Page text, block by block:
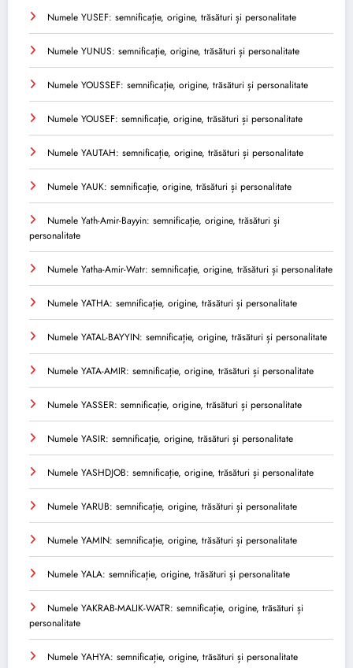
Numele YUSEF: semnificație, origine, trăsături și personalitate
Numele YUNUS: semnificație, origine, trăsături și personalitate
Numele YOUSSEF: semnificație, origine, trăsături și personalitate
Numele YOUSEF: semnificație, origine, trăsături și personalitate
Numele YAUTAH: semnificație, origine, trăsături și personalitate
Numele YAUK: semnificație, origine, trăsături și personalitate
Numele Yath-Amir-Bayyin: semnificație, origine, trăsături și
personalitate
Numele Yatha-Amir-Watr: semnificație, origine, trăsături și personalitate
Numele YATHA: semnificație, origine, trăsături și personalitate
Numele YATAL-BAYYIN: semnificație, origine, trăsături și personalitate
Numele YATA-AMIR: semnificație, origine, trăsături și personalitate
Numele YASSER: semnificație, origine, trăsături și personalitate
Numele YASIR: semnificație, origine, trăsături și personalitate
Numele YASHDJOB: semnificație, origine, trăsături și personalitate
Numele YARUB: semnificație, origine, trăsături și personalitate
Numele YAMIN: semnificație, origine, trăsături și personalitate
Numele YALA: semnificație, origine, trăsături și personalitate
Numele YAKRAB-MALIK-WATR: semnificație, origine, trăsături și
personalitate
Numele YAHYA: semnificație, origine, trăsături și personalitate